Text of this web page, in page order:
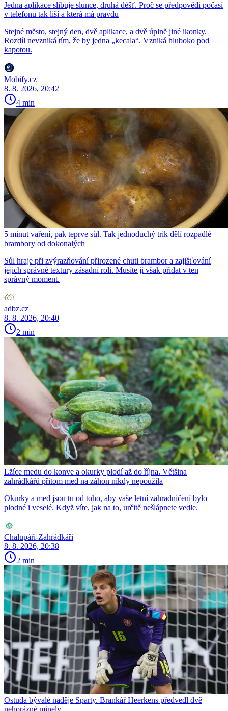
Jedna aplikace slibuje slunce, druhá déšť. Proč se předpovědi počasí
v telefonu tak liší a která má pravdu
Stejné město, stejný den, dvě aplikace, a dvě úplně jiné ikonky.
Rozdíl nevzniká tím, že by jedna „kecala“. Vzniká hluboko pod
kapotou.
Mobify.cz
8. 8. 2026, 20:42
4 min
5 minut vaření, pak teprve sůl. Tak jednoduchý trik dělí rozpadlé
brambory od dokonalých
Sůl hraje při zvýrazňování přirozené chuti brambor a zajišťování
jejich správné textury zásadní roli. Musíte ji však přidat v ten
správný moment.
adbz.cz
8. 8. 2026, 20:40
2 min
Lžíce medu do konve a okurky plodí až do října. Většina
zahrádkářů přitom med na záhon nikdy nepoužila
Okurky a med jsou tu od toho, aby vaše letní zahradničení bylo
plodné i veselé. Když víte, jak na to, určitě nešlápnete vedle.
Chalupáři-Zahrádkáři
8. 8. 2026, 20:38
2 min
Ostuda bývalé naděje Sparty. Brankář Heerkens předvedl dvě
nehorázné minely